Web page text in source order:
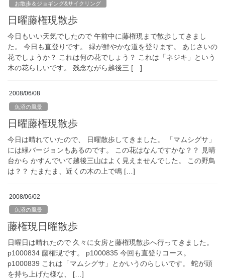
お散歩＆ジョギング&サイクリング
日曜藤権現散歩
今日もいい天気でしたので 午前中に藤権現まで散歩してきまし
た。 今日も直登りです。 緑が鮮やかな道を登ります。 あじさいの
花でしょうか？ これは何の花でしょう？ これは「ネジキ」という
木の花らしいです。 残念ながら越後三 […]
2008/06/08
魚沼の風景
日曜藤権現散歩
今日は晴れていたので、 日曜散歩してきました。 「マムシグサ」
には緑バージョンもあるのです。 この花はなんですかな？？ 見晴
台から かすんでいて越後三山はよく見えませんでした。 この野鳥
は？？ たまたま、近くの木の上で鳴 […]
2008/06/02
魚沼の風景
藤権現日曜散歩
日曜日は晴れたので 久々に女房と藤権現散歩へ行ってきました。
p1000834 藤権現です。 p1000835 今回も直登りコース。
p1000839 これは「マムシグサ」とかいうのらしいです。 蛇が頭
を持ち上げた様な、 […]